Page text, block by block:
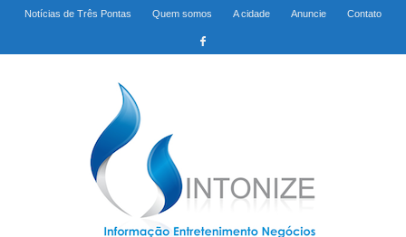
Notícias de Três Pontas Quem somos A cidade Anuncie Contato